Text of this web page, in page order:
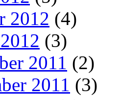
2012 (4)
(3)
2011 (2)
2011 (3)